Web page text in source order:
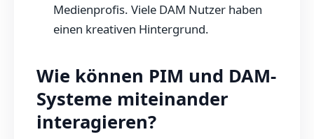
Medienprofis. Viele DAM Nutzer haben
einen kreativen Hintergrund.
Wie können PIM und DAM-
Systeme miteinander
interagieren?